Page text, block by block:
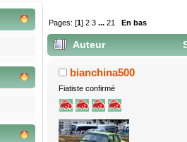
Pages: [1]2 3 ...21 En bas
Auteur
bianchina500
Fiatiste confirmé